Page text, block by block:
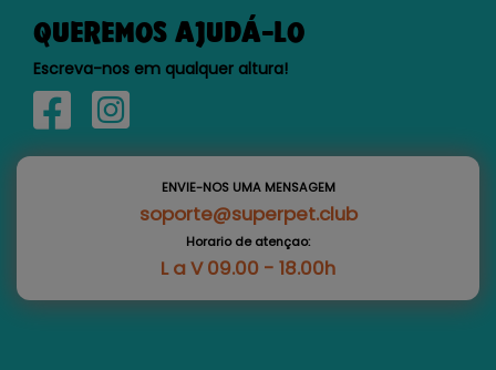
QUEREMOS AJUDÁ-LO
Escreva-nos em qualquer altura!
ENVIE-NOS UMA MENSAGEM
soporte@superpet.club
Horario de atençao:
L a V 09.00 - 18.00h